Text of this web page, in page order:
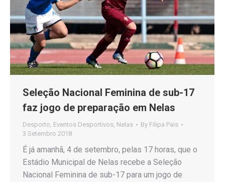
Seleção Nacional Feminina de sub-17
faz jogo de preparação em Nelas
Desporto, Eventos Desportivos, Nelas By Filipa Pais
3 Setembro 2018
É já amanhã, 4 de setembro, pelas 17 horas, que o
Estádio Municipal de Nelas recebe a Seleção
Nacional Feminina de sub-17 para um jogo de